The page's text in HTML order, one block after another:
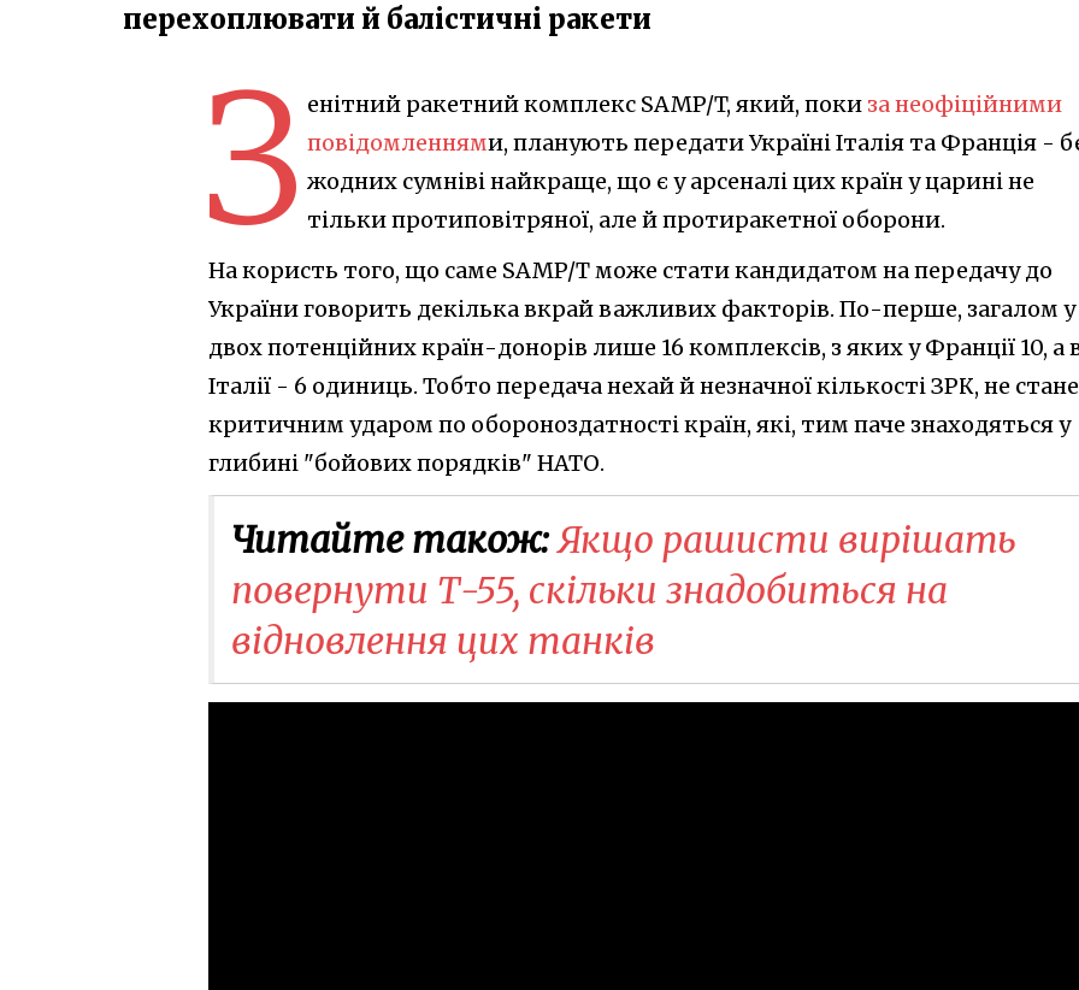
перехоплювати й балістичні ракети
З енітний ракетний комплекс SAMP/T, який, поки за неофіційними
повідомленнями, планують передати Україні Італія та Франція -
жодних сумніві найкраще, що є у арсеналі цих країн у царині не
тільки протиповітряної, але й протиракетної оборони.
На користь того, що саме SAMP/T може стати кандидатом на передачу до
України говорить декілька вкрай важливих факторів. По-перше, загалом у
двох потенційних країн-донорів лише 16 комплексів, з яких у Франції 10, а
Італії - 6 одиниць. Тобто передача нехай й незначної кількості ЗРК, не стане
критичним ударом по обороноздатності країн, які, тим паче знаходяться у
глибині "бойових порядків" НАТО.
Читайте також:Якщо рашисти вирішать
повернути Т-55, скільки знадобиться на
відновлення цих танків